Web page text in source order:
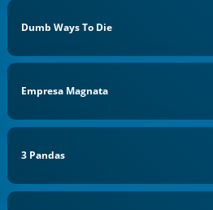
Dumb Ways To Die
Empresa Magnata
3 Pandas